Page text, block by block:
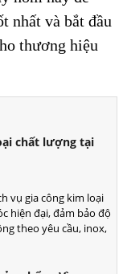
nhất và bắt đầu
thương hiệu
chất lượng tại
vụ gia công kim loại
hiện đại, đảm bảo độ
theo yêu cầu, inox,